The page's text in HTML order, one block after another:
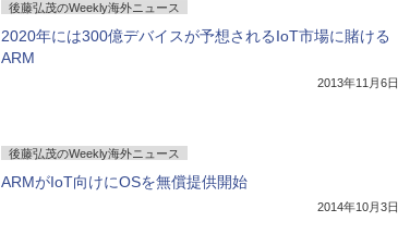
後藤弘茂のWeekly海外ニュース
2020年には300億デバイスが予想されるIoT市場に賭ける
ARM
2013年11月6日
後藤弘茂のWeekly海外ニュース
ARMがIoT向けにOSを無償提供開始
2014年10月3日